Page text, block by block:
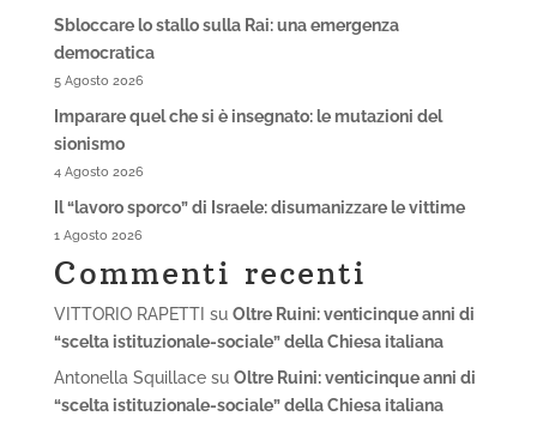
Sbloccare lo stallo sulla Rai: una emergenza
democratica
5 Agosto 2026
Imparare quel che si è insegnato: le mutazioni del
sionismo
4 Agosto 2026
Il “lavoro sporco” di Israele: disumanizzare le vittime
1 Agosto 2026
Commenti recenti
VITTORIO RAPETTI su Oltre Ruini: venticinque anni di
“scelta istituzionale-sociale” della Chiesa italiana
Antonella Squillacesu Oltre Ruini: venticinque anni di
“scelta istituzionale-sociale” della Chiesa italiana